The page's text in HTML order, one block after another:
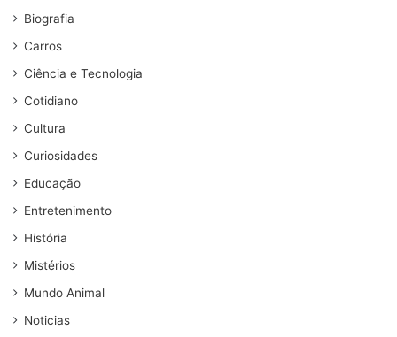
Biografia
Carros
Ciência e Tecnologia
Cotidiano
Cultura
Curiosidades
Educação
Entretenimento
História
Mistérios
Mundo Animal
Noticias